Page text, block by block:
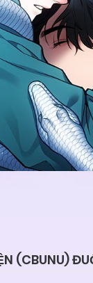
(CBUNU)